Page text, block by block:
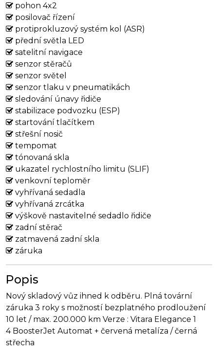
pohon 4x2
posilovač řízení
protiprokluzový systém kol (ASR)
přední světla LED
satelitní navigace
senzor stěračů
senzor světel
senzor tlaku v pneumatikách
sledování únavy řidiče
stabilizace podvozku (ESP)
startování tlačítkem
střešní nosič
tempomat
tónovaná skla
ukazatel rychlostního limitu (SLIF)
venkovní teploměr
vyhřívaná sedadla
vyhřívaná zrcátka
výškově nastavitelné sedadlo řidiče
zadní stěrač
zatmavená zadní skla
záruka
Popis
Nový skladový vůz ihned k odběru. Plná tovární
záruka 3 roky s možností bezplatného prodloužení
10 let / max. 200.000 km Verze : Vitara Elegance 1
4 BoosterJet Automat + červená metalíza / černá
střecha